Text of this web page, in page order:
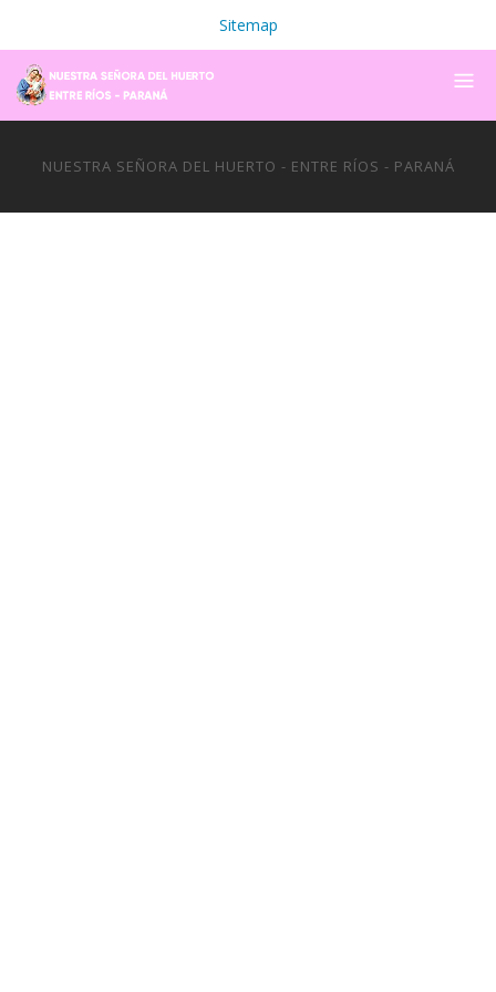
Sitemap
NUESTRA SEÑORA DEL HUERTO - ENTRE RÍOS - PARANÁ